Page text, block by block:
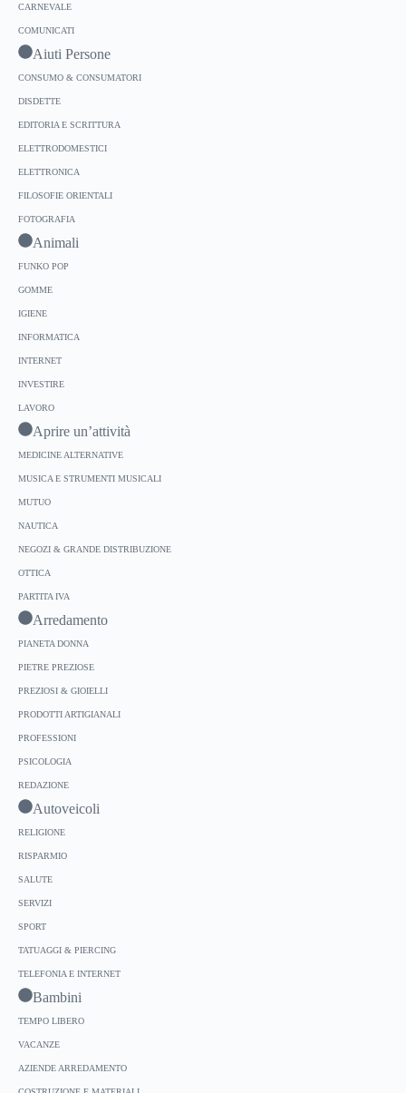
CARNEVALE
COMUNICATI
Aiuti Persone
CONSUMO & CONSUMATORI
DISDETTE
EDITORIA E SCRITTURA
ELETTRODOMESTICI
ELETTRONICA
FILOSOFIE ORIENTALI
FOTOGRAFIA
Animali
FUNKO POP
GOMME
IGIENE
INFORMATICA
INTERNET
INVESTIRE
LAVORO
Aprire un’attività
MEDICINE ALTERNATIVE
MUSICA E STRUMENTI MUSICALI
MUTUO
NAUTICA
NEGOZI & GRANDE DISTRIBUZIONE
OTTICA
PARTITA IVA
Arredamento
PIANETA DONNA
PIETRE PREZIOSE
PREZIOSI & GIOIELLI
PRODOTTI ARTIGIANALI
PROFESSIONI
PSICOLOGIA
REDAZIONE
Autoveicoli
RELIGIONE
RISPARMIO
SALUTE
SERVIZI
SPORT
TATUAGGI & PIERCING
TELEFONIA E INTERNET
Bambini
TEMPO LIBERO
VACANZE
AZIENDE ARREDAMENTO